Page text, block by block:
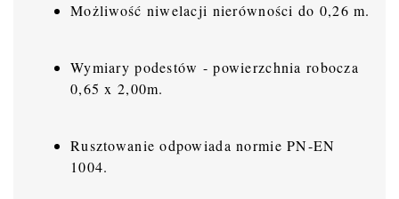
Możliwość niwelacji nierówności do 0,26 m.
Wymiary podestów - powierzchnia robocza
0,65 x 2,00m.
Rusztowanie odpowiada normie PN-EN
1004.